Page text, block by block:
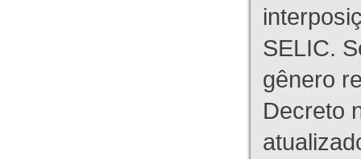
SELIC.
gênero
Decreto